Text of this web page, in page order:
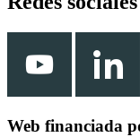
Web financiada